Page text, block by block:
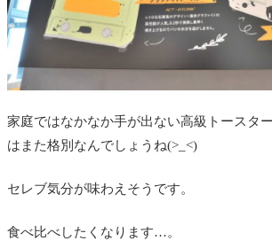
家庭ではなかなか手が出ない高級トースタ
はまた格別なんでしょうね(>_<)
セレブ気分が味わえそうです。
食べ比べしたくなります…。